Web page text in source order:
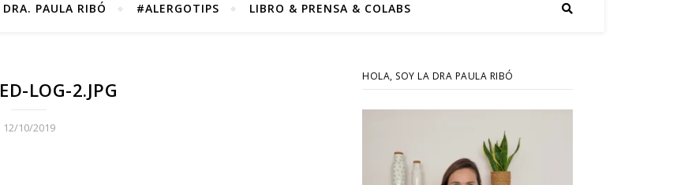
PAULA RIBÓ #ALERGOTIPS LIBRO & PRENSA & COLABS
LOG-2.JPG
12/10/2019
HOLA, SOY LA DRA PAULA RIBÓ